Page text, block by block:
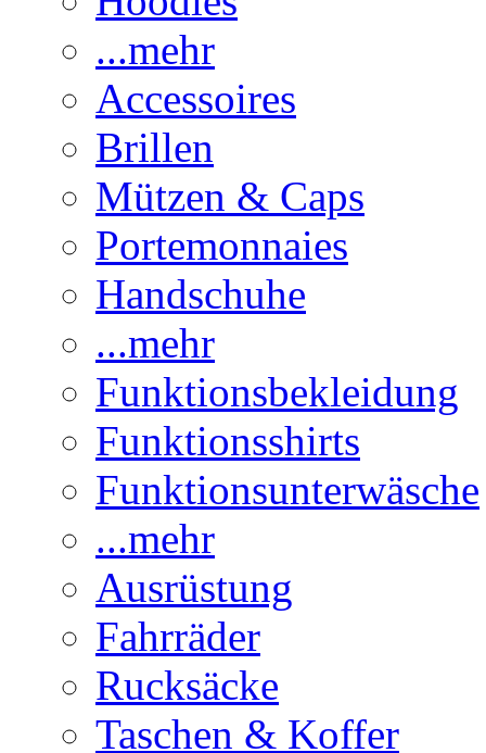
...mehr
Accessoires
Brillen
Mützen & Caps
Portemonnaies
Handschuhe
...mehr
Funktionsbekleidung
Funktionsshirts
Funktionsunterwäsche
...mehr
Ausrüstung
Fahrräder
Rucksäcke
Taschen & Koffer